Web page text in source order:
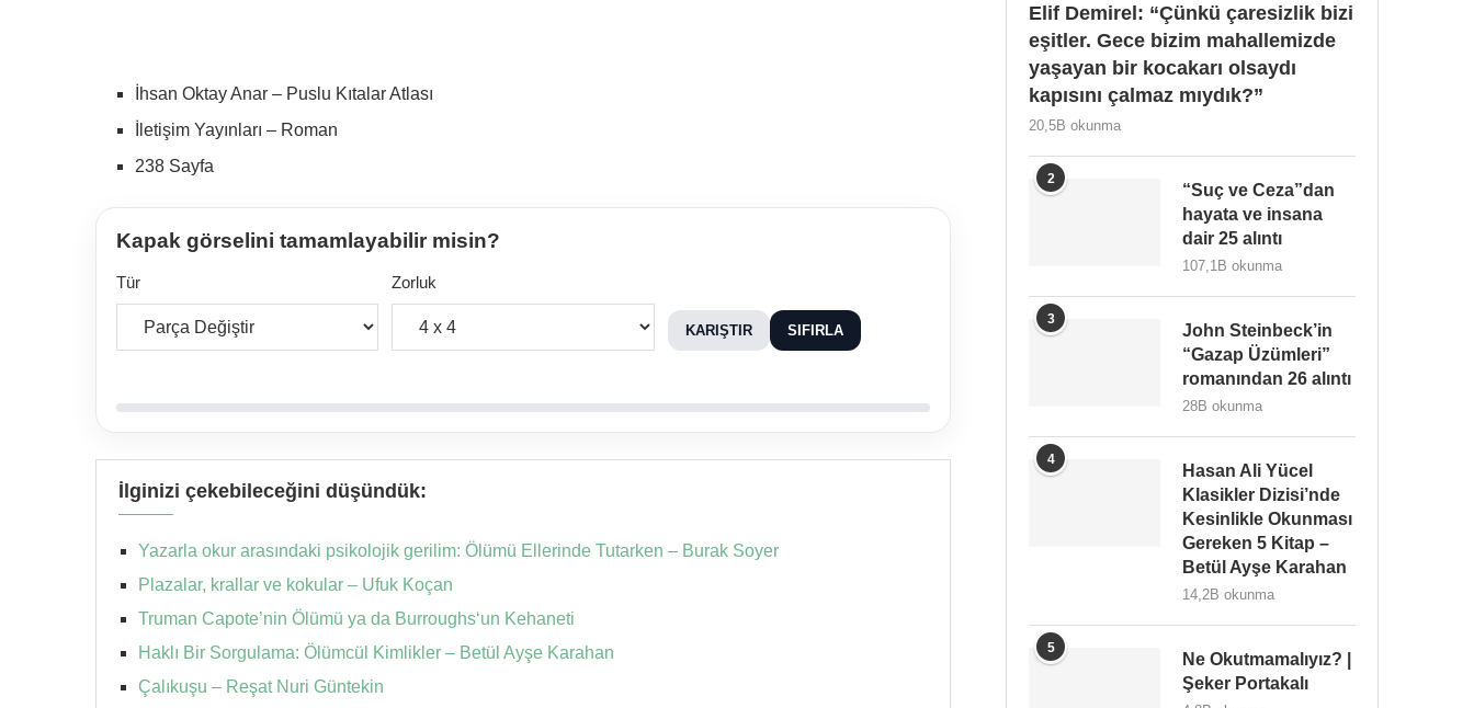
İhsan Oktay Anar – Puslu Kıtalar Atlası
İletişim Yayınları – Roman
238 Sayfa
Kapak görselini tamamlayabilir misin?
Tür Zorluk
KARIŞTIR SIFIRLA
İlginizi çekebileceğini düşündük:
Yazarla okur arasındaki psikolojik gerilim: Ölümü Ellerinde Tutarken – Burak Soyer
Plazalar, krallar ve kokular – Ufuk Koçan
Truman Capote’nin Ölümü ya da Burroughs‘un Kehaneti
Haklı Bir Sorgulama: Ölümcül Kimlikler – Betül Ayşe Karahan
Çalıkuşu – Reşat Nuri Güntekin
Elif Demirel: “Çünkü çaresizlik bizi
eşitler. Gece bizim mahallemizde
yaşayan bir kocakarı olsaydı
kapısını çalmaz mıydık?”
20,5B okunma
2
“Suç ve Ceza”dan
hayata ve insana
dair 25 alıntı
107,1B okunma
3
John Steinbeck’in
“Gazap Üzümleri”
romanından 26 alıntı
28B okunma
4
Hasan Ali Yücel
Klasikler Dizisi’nde
Kesinlikle Okunması
Gereken 5 Kitap –
Betül Ayşe Karahan
14,2B okunma
5
Ne Okutmamalıyız? |
Şeker Portakalı